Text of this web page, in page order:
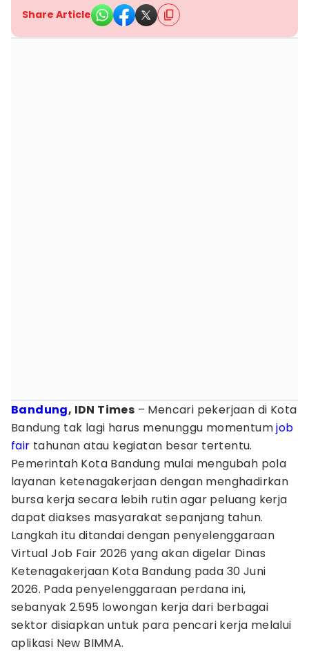
Share Article
Bandung, IDN Times – Mencari pekerjaan di Kota
Bandung tak lagi harus menunggu momentumjob
fair tahunan atau kegiatan besar tertentu.
Pemerintah Kota Bandung mulai mengubah pola
layanan ketenagakerjaan dengan menghadirkan
bursa kerja secara lebih rutin agar peluang kerja
dapat diakses masyarakat sepanjang tahun.
Langkah itu ditandai dengan penyelenggaraan
Virtual Job Fair 2026 yang akan digelar Dinas
Ketenagakerjaan Kota Bandung pada 30 Juni
2026. Pada penyelenggaraan perdana ini,
sebanyak 2.595 lowongan kerja dari berbagai
sektor disiapkan untuk para pencari kerja melalui
aplikasi New BIMMA.